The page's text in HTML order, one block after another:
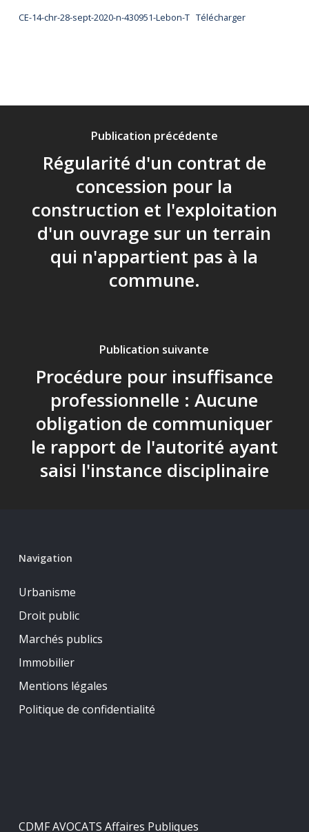
CE-14-chr-28-sept-2020-n-430951-Lebon-T Télécharger
Publication précédente
Régularité d'un contrat de
concession pour la
construction et l'exploitation
d'un ouvrage sur un terrain
qui n'appartient pas à la
commune.
Publication suivante
Procédure pour insuffisance
professionnelle : Aucune
obligation de communiquer
le rapport de l'autorité ayant
saisi l'instance disciplinaire
Navigation
Urbanisme
Droit public
Marchés publics
Immobilier
Mentions légales
Politique de confidentialité
CDMF AVOCATS Affaires Publiques